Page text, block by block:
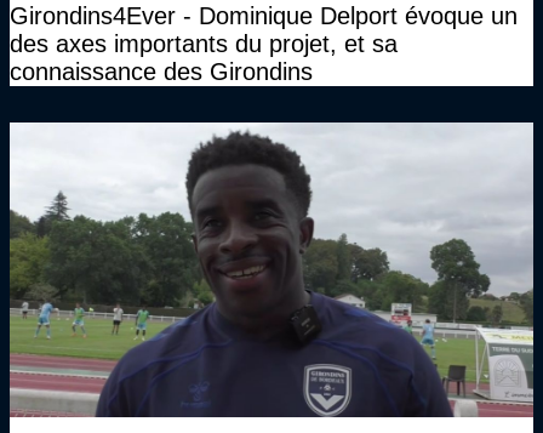
Girondins4Ever - Dominique Delport évoque un
des axes importants du projet, et sa
connaissance des Girondins